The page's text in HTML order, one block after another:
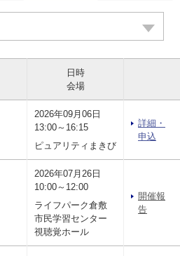
日時
会場
2026年09月06日
13:00～16:15
ピュアリティまきび
詳細・
申込
2026年07月26日
10:00～12:00
ライフパーク倉敷
市民学習センター
視聴覚ホール
開催報
告